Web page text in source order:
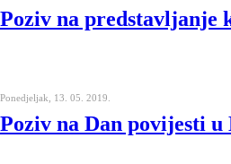
Poziv na predstavljanje
Ponedjeljak, 13. 05. 2019.
Poziv na Dan povijesti